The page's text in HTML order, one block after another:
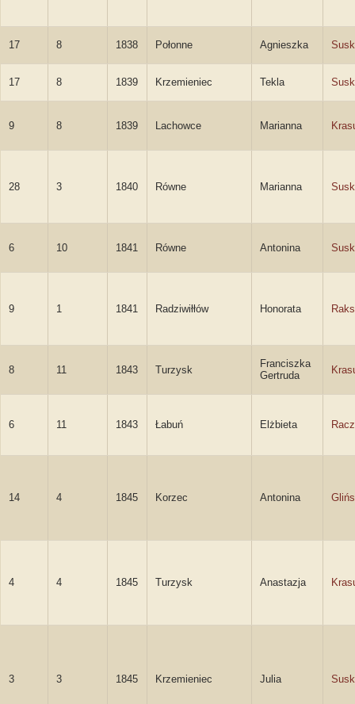
17 8 1838 Połonne Agnieszka
17 8 1839 Krzemieniec Tekla
9 8 1839 Lachowce Marianna
28 3 1840 Równe Marianna
6 10 1841 Równe Antonina
9 1 1841 Radziwiłłów Honorata
8 11 1843 Turzysk
Franciszka
Gertruda
6 11 1843 Łabuń Elżbieta
14 4 1845 Korzec Antonina
4 4 1845 Turzysk Anastazja
3 3 1845 Krzemieniec Julia